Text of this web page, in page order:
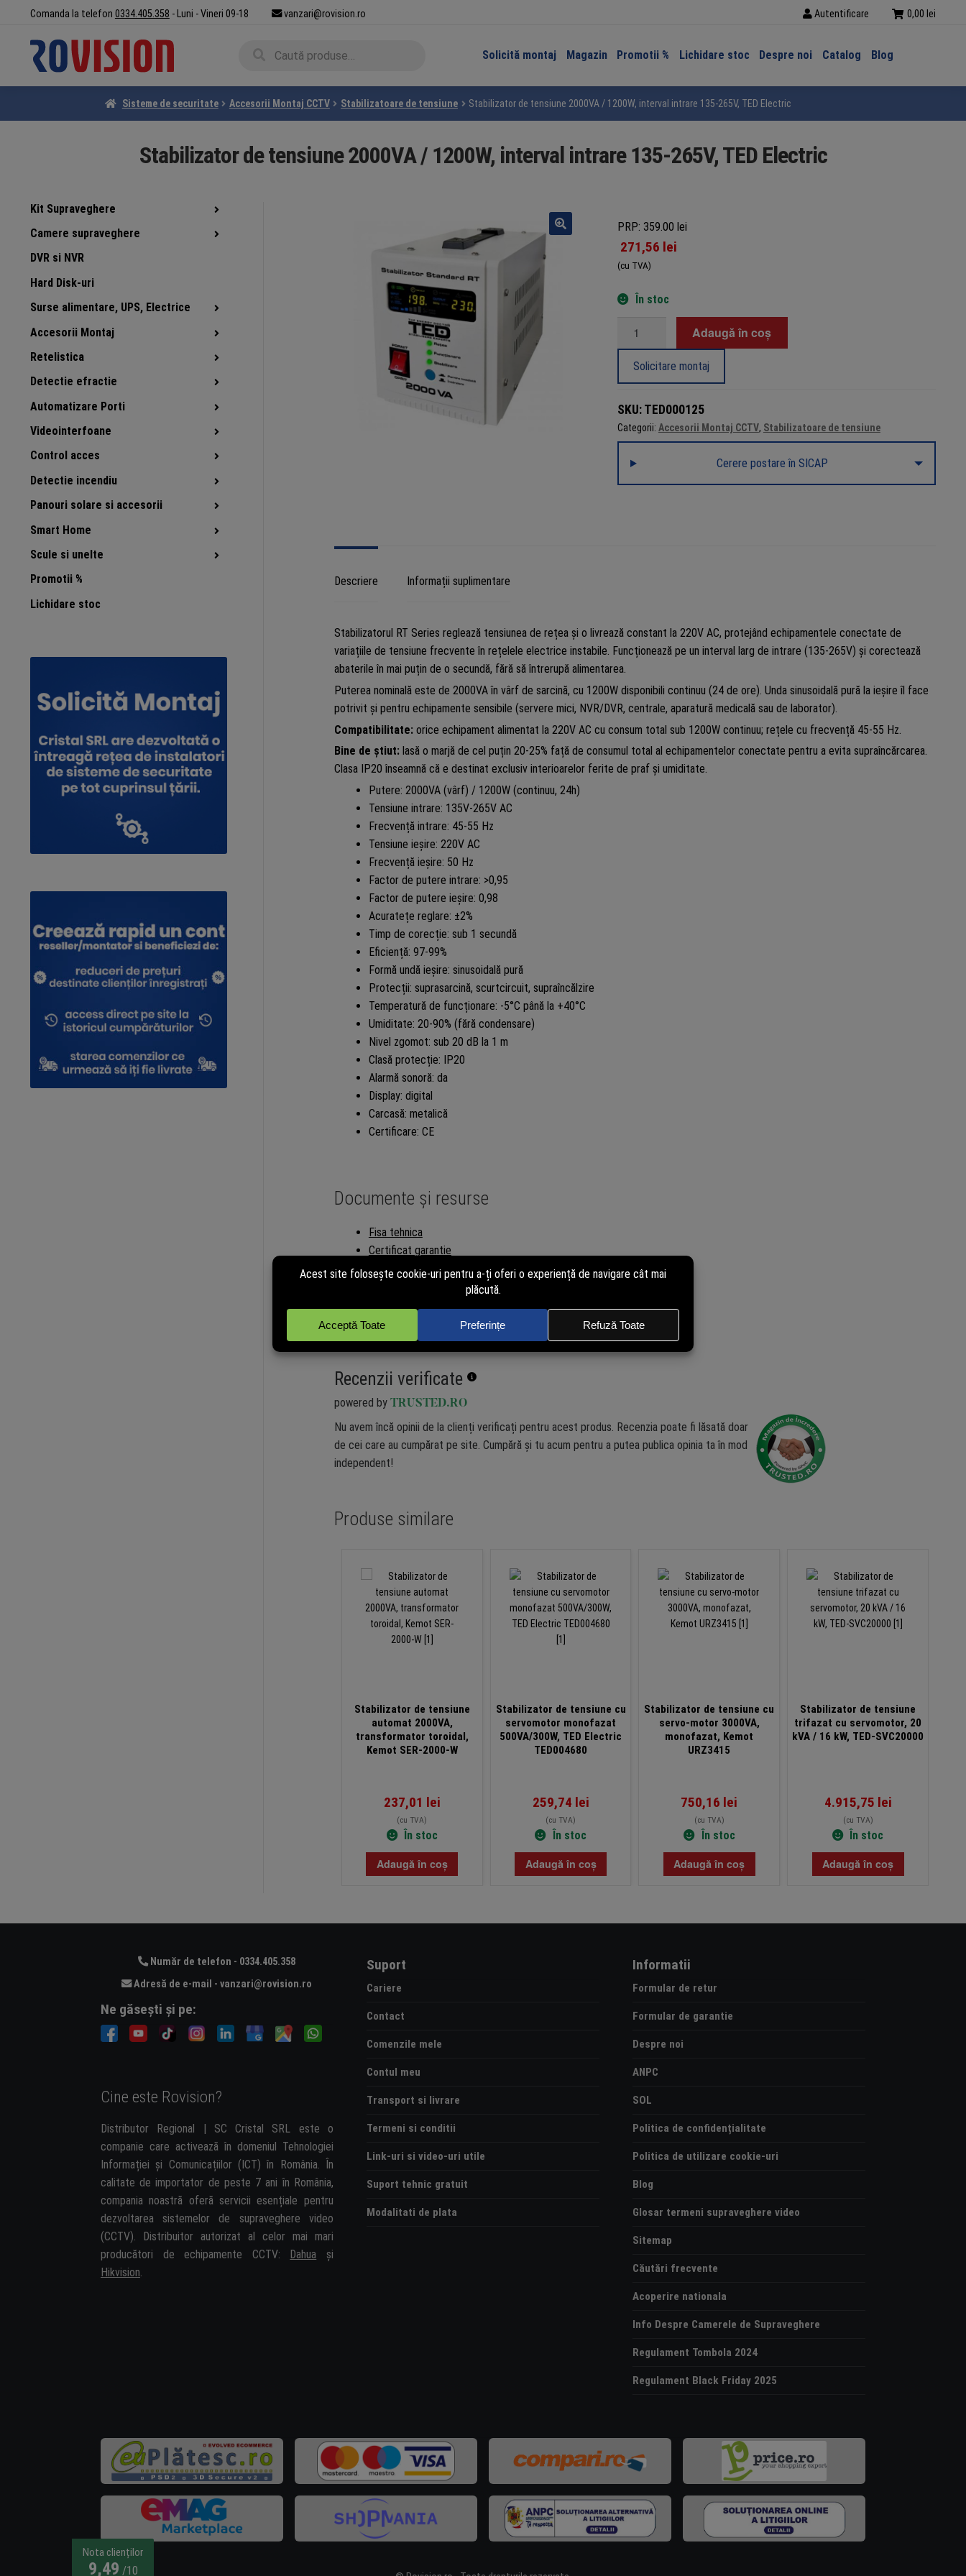
navigare
conținut
Comanda la telefon 0334.405.358 - Luni - Vineri 09-18 vanzari@rovision.ro Autentificare 0,00 lei
Solicită montaj Magazin Promotii % Lichidare stoc Despre noi Catalog Blog
Sisteme de securitate Accesorii Montaj CCTV Stabilizatoare de tensiune Stabilizator de tensiune 2000VA / 1200W, interval intrare 135-265V, TED Electric
Stabilizator de tensiune 2000VA / 1200W, interval intrare 135-265V, TED Electric
PRP: 359.00 lei
271,56 lei
(cu TVA)
În stoc
/
1200W,
intrare
135-
Adaugă în coș
Solicitare montaj
SKU: TED000125
Categorii: Accesorii Montaj CCTV, Stabilizatoare de tensiune
Cerere postare în SICAP
Descriere Informații suplimentare
Stabilizatorul RT Series reglează tensiunea de rețea și o livrează constant la 220V AC, protejând echipamentele conectate de
variațiile de tensiune frecvente în rețelele electrice instabile. Funcționează pe un interval larg de intrare (135-265V) și corectează
abaterile în mai puțin de o secundă, fără să întrerupă alimentarea.
Puterea nominală este de 2000VA în vârf de sarcină, cu 1200W disponibili continuu (24 de ore). Unda sinusoidală pură la ieșire îl face
potrivit și pentru echipamente sensibile (servere mici, NVR/DVR, centrale, aparatură medicală sau de laborator).
Compatibilitate:orice echipament alimentat la 220V AC cu consum total sub 1200W continuu; rețele cu frecvență 45-55 Hz.
Bine de știut:lasă o marjă de cel puțin 20-25% față de consumul total al echipamentelor conectate pentru a evita supraîncărcarea.
Clasa IP20 înseamnă că e destinat exclusiv interioarelor ferite de praf și umiditate.
Putere: 2000VA (vârf) / 1200W (continuu, 24h)
Tensiune intrare: 135V-265V AC
Frecvență intrare: 45-55 Hz
Tensiune ieșire: 220V AC
Frecvență ieșire: 50 Hz
Factor de putere intrare: >0,95
Factor de putere ieșire: 0,98
Acuratețe reglare: ±2%
Timp de corecție: sub 1 secundă
Eficiență: 97-99%
Formă undă ieșire: sinusoidală pură
Protecții: suprasarcină, scurtcircuit, supraîncălzire
Temperatură de funcționare: -5°C până la +40°C
Umiditate: 20-90% (fără condensare)
Nivel zgomot: sub 20 dB la 1 m
Clasă protecție: IP20
Alarmă sonoră: da
Display: digital
Carcasă: metalică
Certificare: CE
Documente și resurse
Fisa tehnica
Certificat garantie
Certificat CE Ted Electric
Declaratie CE Producator
Recenzii verificate
powered by TRUSTED.RO
Nu avem încă opinii de la clienți verificați pentru acest produs. Recenzia poate fi lăsată doar
de cei care au cumpărat pe site. Cumpără și tu acum pentru a putea publica opinia ta în mod
independent!
Produse similare
Stabilizator de tensiune
automat 2000VA,
transformator toroidal,
Kemot SER-2000-W
237,01 lei
(cu TVA)
În stoc
Adaugă în coș
Stabilizator de tensiune cu
servomotor monofazat
500VA/300W, TED Electric
TED004680
259,74 lei
(cu TVA)
În stoc
Adaugă în coș
Stabilizator de tensiune cu
servo-motor 3000VA,
monofazat, Kemot
URZ3415
750,16 lei
(cu TVA)
În stoc
Adaugă în coș
Stabilizator de tensiune
trifazat cu servomotor, 20
kVA / 16 kW, TED-SVC20000
4.915,75 lei
(cu TVA)
În stoc
Adaugă în coș
Kit Supraveghere
Camere supraveghere
DVR si NVR
Hard Disk-uri
Surse alimentare, UPS, Electrice
Accesorii Montaj
Retelistica
Detectie efractie
Automatizare Porti
Videointerfoane
Control acces
Detectie incendiu
Panouri solare si accesorii
Smart Home
Scule si unelte
Promotii %
Lichidare stoc
Număr de telefon - 0334.405.358
Adresă de e-mail - vanzari@rovision.ro
Ne găsești și pe:
Cine este Rovision?
Distributor Regional | SC Cristal SRL este o
companie care activează în domeniul Tehnologiei
Informației și Comunicațiilor (ICT) în România. În
calitate de importator de peste 7 ani în România,
compania noastră oferă servicii esențiale pentru
dezvoltarea sistemelor de supraveghere video
(CCTV). Distribuitor autorizat al celor mai mari
producători de echipamente CCTV: Dahua și
Hikvision
Suport
Cariere
Contact
Comenzile mele
Contul meu
Transport si livrare
Termeni si conditii
Link-uri si video-uri utile
Suport tehnic gratuit
Modalitati de plata
Informatii
Formular de retur
Formular de garantie
Despre noi
ANPC
SOL
Politica de confidențialitate
Politica de utilizare cookie-uri
Blog
Glosar termeni supraveghere video
Sitemap
Căutări frecvente
Acoperire nationala
Info Despre Camerele de Supraveghere
Regulament Tombola 2024
Regulament Black Friday 2025
Nota clienților
9,49 /10